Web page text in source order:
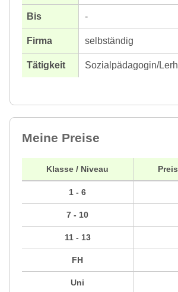
-
selbständig
Sozialpädagogin/
Meine Preise
Klasse / Niveau
1 - 6
7 - 10
11 - 13
FH
Uni